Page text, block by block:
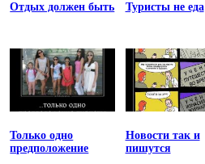
Отдых должен быть Туристы не еда
Только одно
предположение
Новости так и
пишутся